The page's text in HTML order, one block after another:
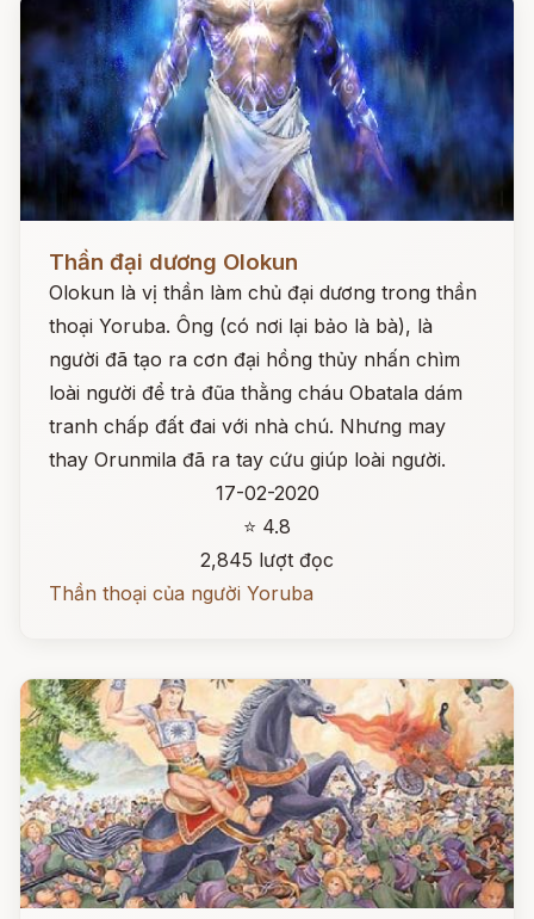
Đọc ngay
Thần đại dương Olokun
Olokun là vị thần làm chủ đại dương trong thần
thoại Yoruba. Ông (có nơi lại bảo là bà), là
người đã tạo ra cơn đại hồng thủy nhấn chìm
loài người để trả đũa thằng cháu Obatala dám
tranh chấp đất đai với nhà chú. Nhưng may
thay Orunmila đã ra tay cứu giúp loài người.
17-02-2020
⭐ 4.8
2,845 lượt đọc
Thần thoại của người Yoruba